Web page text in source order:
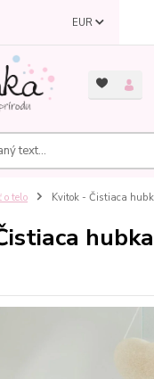
EUR
o telo Kvitok - Čistiaca